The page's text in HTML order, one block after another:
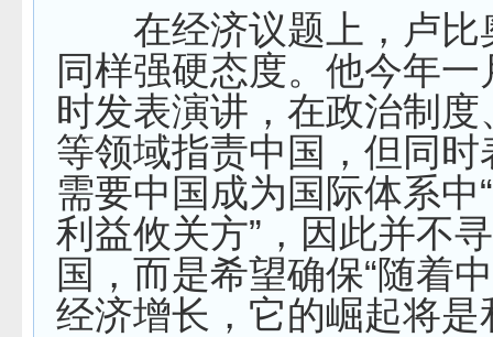
在经济议题上，卢比
同样强硬态度。他今年
时发表演讲，在政治制度
等领域指责中国，但同时
需要中国成为国际体系中
利益攸关方”，因此并不
国，而是希望确保“随着
经济增长，它的崛起将是